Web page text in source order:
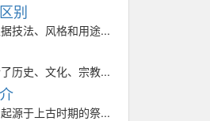
别
技法、风格和用途...
历史、文化、宗教...
源于上古时期的祭...